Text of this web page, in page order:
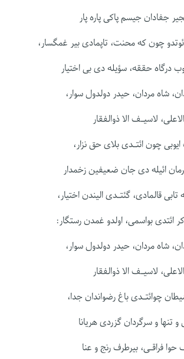
جفادان جیسم پاکی پاره پار
چون که محنت، تاپمادی بیر غمگسار،
درگاه حققه، سؤیله دی بی اختیار
شاه مردان، حیدر دولدول سوار،
لاسیـف الا ذوالفقار
چون ائتـدی بلای حق نزار،
ائیله دی جان ضعیفین زخمدار
قالمادی، گئتـدی الیندن اختیار،
ائتدی بواسمی، اولدو غمدن رستگار:
شاه مردان، حیدر دولدول سوار،
لاسیـف الا ذوالفقار
چوائتـدی باغ رضواندان جدا،
تنها و سرگردان گزردی هریانا
حوا فراقـی، بیرطرف رنج و عنا